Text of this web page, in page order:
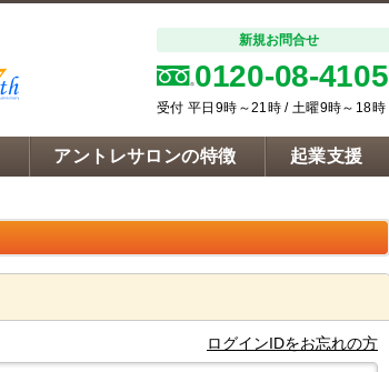
新規お問合せ
0120-08-4105
受付 平日9時～21時 / 土曜9時～18時
アントレサロンの特徴 起業支援
ログインIDをお忘れの方